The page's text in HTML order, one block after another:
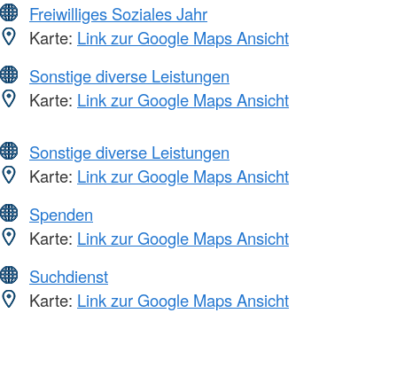
Freiwilliges Soziales Jahr
Karte: Link zur Google Maps Ansicht
Sonstige diverse Leistungen
Karte: Link zur Google Maps Ansicht
Sonstige diverse Leistungen
Karte: Link zur Google Maps Ansicht
Spenden
Karte: Link zur Google Maps Ansicht
Suchdienst
Karte: Link zur Google Maps Ansicht